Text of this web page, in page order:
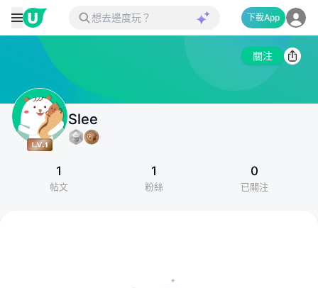
下載App
關注
Slee
1
帖文
1
粉絲
0
已關注